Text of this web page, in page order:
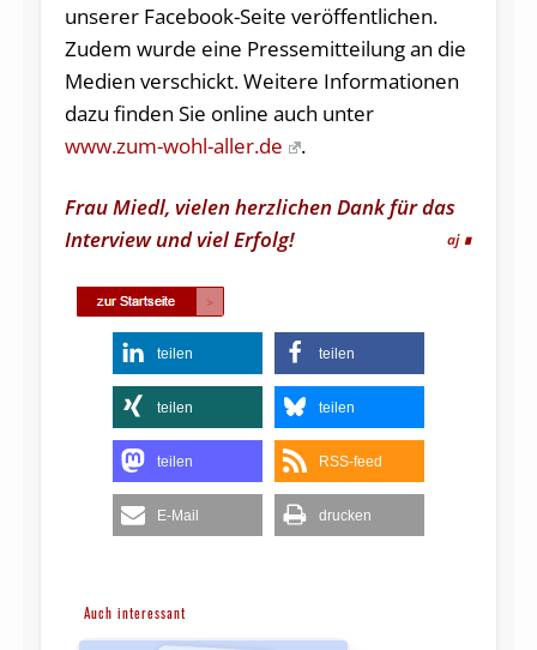
unserer Facebook-Seite veröffentlichen.
Zudem wurde eine Pressemitteilung an die
Medien verschickt. Weitere Informationen
dazu finden Sie online auch unter
www.zum-wohl-aller.de
.
Frau Miedl, vielen herzlichen Dank für das
Interview und viel Erfolg!
aj
teilen teilen
teilen teilen
teilen RSS-feed
E-Mail drucken
Auch interessant